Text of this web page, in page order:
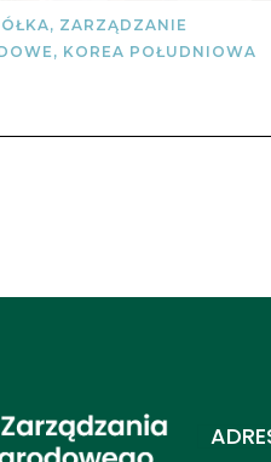
ZARZĄDZANIE
KOREA POŁUDNIOWA